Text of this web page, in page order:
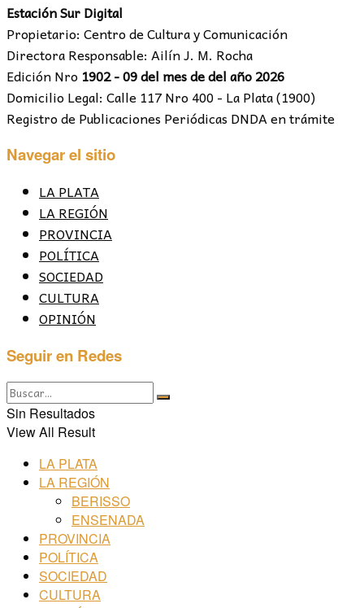
Estación Sur Digital
Propietario: Centro de Cultura y Comunicación
Directora Responsable: Ailín J. M. Rocha
Edición Nro 1902 - 09 del mes de del año 2026
Domicilio Legal: Calle 117 Nro 400 - La Plata (1900)
Registro de Publicaciones Periódicas DNDA en trámite
Navegar el sitio
LA PLATA
LA REGIÓN
PROVINCIA
POLÍTICA
SOCIEDAD
CULTURA
OPINIÓN
Seguir en Redes
Sin Resultados
View All Result
LA PLATA
LA REGIÓN
BERISSO
ENSENADA
PROVINCIA
POLÍTICA
SOCIEDAD
CULTURA